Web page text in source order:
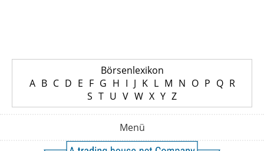
Börsenlexikon
A B C D E F G H I J K L M N O P Q R
S T U V W X Y Z
Menü